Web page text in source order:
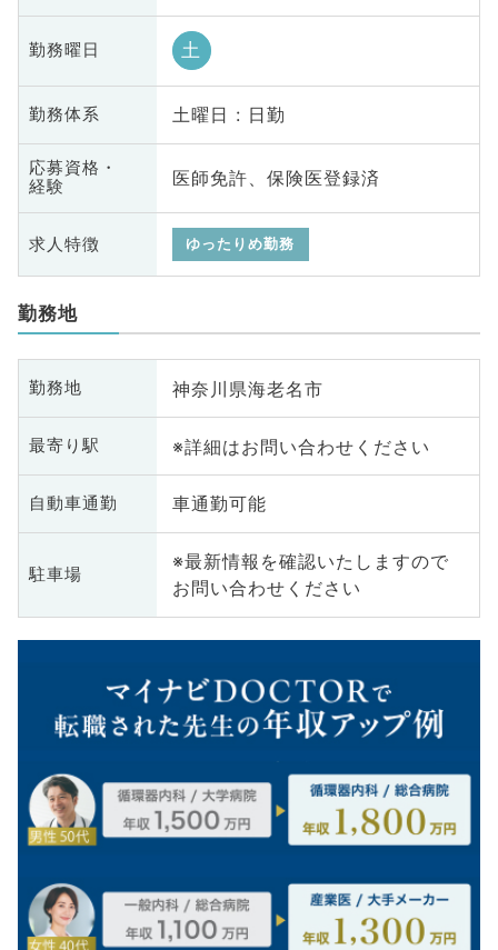
勤務曜日 土
勤務体系 土曜日 : 日勤
応募資格・
経験
医師免許、保険医登録済
求人特徴 ゆったりめ勤務
勤務地
勤務地 神奈川県海老名市
最寄り駅 ※詳細はお問い合わせください
自動車通勤 車通勤可能
駐車場
※最新情報を確認いたしますので
お問い合わせください